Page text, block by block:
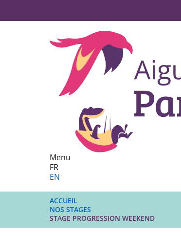
Menu
FR
EN
ACCUEIL
NOS STAGES
STAGE PROGRESSION WEEKEND